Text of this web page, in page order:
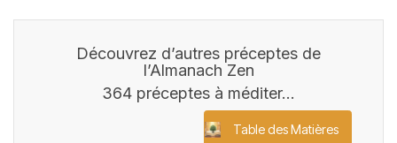
Découvrez d’autres préceptes de
l’Almanach Zen
364 préceptes à méditer…
Table des Matières